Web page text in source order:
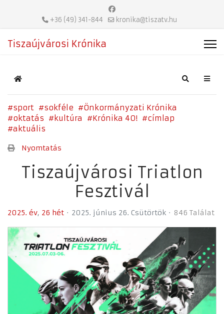
+36 (49) 341-844 kronika@tiszatv.hu
Tiszaújvárosi Krónika
Home Search
sport sokféle
Önkormányzati Krónika
oktatás
kultúra Krónika 40!
címlap
aktuális
Nyomtatás
Tiszaújvárosi Triatlon
Fesztivál
2025. év 26 hét 2025. június 26. Csütörtök 846 Találat